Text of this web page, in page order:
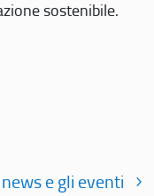
sostenibile.
e gli eventi